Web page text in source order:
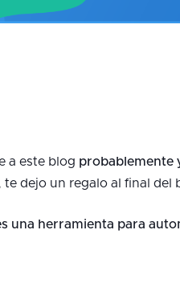
a este blog probablemente
te dejo un regalo al final del
una herramienta para